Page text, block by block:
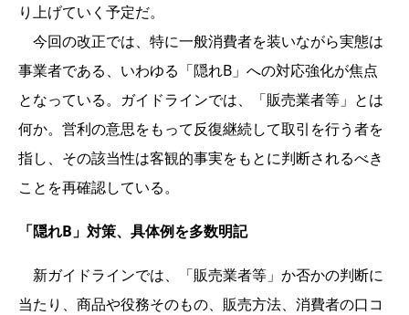
り上げていく予定だ。
今回の改正では、特に一般消費者を装いながら実態は
事業者である、いわゆる「隠れB」への対応強化が焦点
となっている。ガイドラインでは、「販売業者等」とは
何か。営利の意思をもって反復継続して取引を行う者を
指し、その該当性は客観的事実をもとに判断されるべき
ことを再確認している。
「隠れB」対策、具体例を多数明記
新ガイドラインでは、「販売業者等」か否かの判断に
当たり、商品や役務そのもの、販売方法、消費者の口コ